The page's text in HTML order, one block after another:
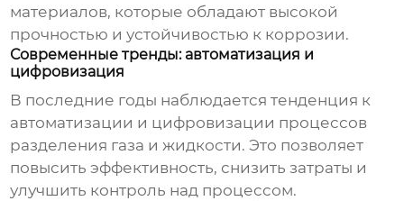
материалов, которые обладают высокой
прочностью и устойчивостью к коррозии.
Современные тренды: автоматизация и
цифровизация
В последние годы наблюдается тенденция к
автоматизации и цифровизации процессов
разделения газа и жидкости. Это позволяет
повысить эффективность, снизить затраты и
улучшить контроль над процессом.